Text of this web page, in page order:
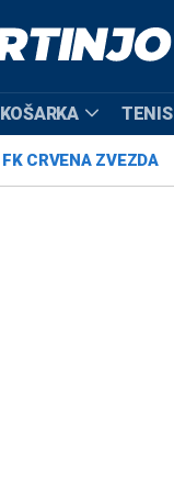
KOŠARKA TENIS
FK CRVENA ZVEZDA